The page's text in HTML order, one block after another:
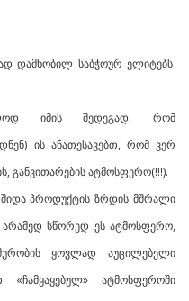
საბჭოურ ელიტებს
იმის შედეგად, რომ
ის ანათესავებთ, რომ ვერ
განვითარების ატმოსფერო(!!!).
პროდუქტის ზრდის მშრალი
არამედ სწორედ ეს ატმოსფერო,
ყოვლად აუცილებელი
ატმოსფეროში